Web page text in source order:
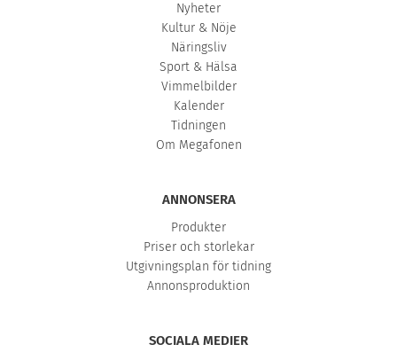
Nyheter
Kultur & Nöje
Näringsliv
Sport & Hälsa
Vimmelbilder
Kalender
Tidningen
Om Megafonen
ANNONSERA
Produkter
Priser och storlekar
Utgivningsplan för tidning
Annonsproduktion
SOCIALA MEDIER